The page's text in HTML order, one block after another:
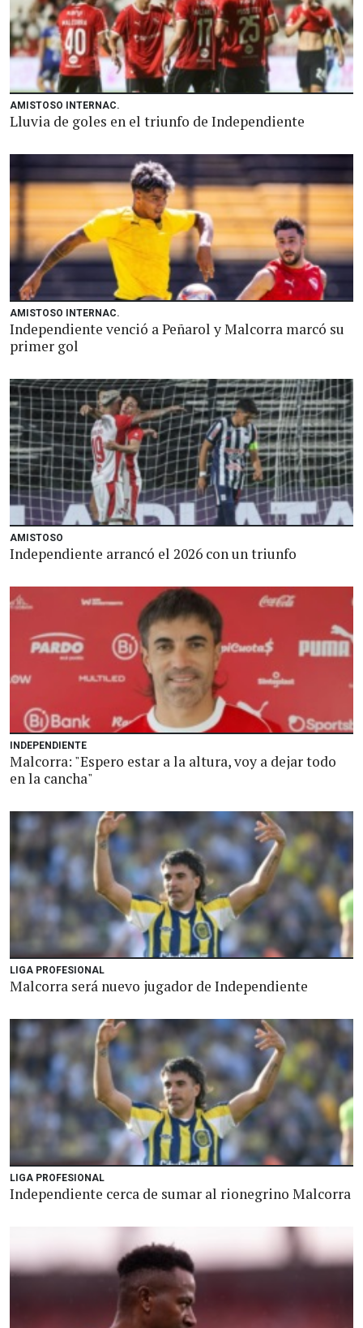
AMISTOSO INTERNAC.
Lluvia de goles en el triunfo de Independiente
AMISTOSO INTERNAC.
Independiente venció a Peñarol y Malcorra marcó su
primer gol
AMISTOSO
Independiente arrancó el 2026 con un triunfo
INDEPENDIENTE
Malcorra: "Espero estar a la altura, voy a dejar todo
en la cancha"
LIGA PROFESIONAL
Malcorra será nuevo jugador de Independiente
LIGA PROFESIONAL
Independiente cerca de sumar al rionegrino Malcorra